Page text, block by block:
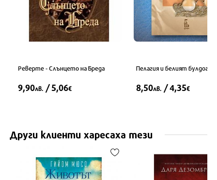
Реверте - Слънцето на Бреда
9,90лв. / 5,06€
Пелагия и белият булдог
8,50лв. / 4,35€
Други клиенти харесаха тези